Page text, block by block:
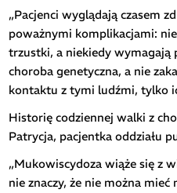
„Pacjenci wyglądają czasem
poważnymi komplikacjami:
trzustki, a niekiedy wymagają
choroba genetyczna, a nie
kontaktu z tymi ludźmi, tylko
Historię codziennej walki z
Patrycja, pacjentka oddziału
„Mukowiscydoza wiąże się z
nie znaczy, że nie można